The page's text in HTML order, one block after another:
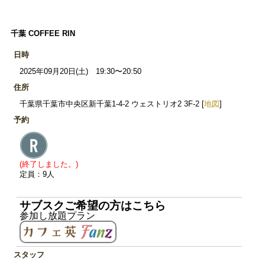
千葉 COFFEE RIN
日時
2025年09月20日(土) 19:30〜20:50
住所
千葉県千葉市中央区新千葉1-4-2 ウェストリオ2 3F-2 [地図]
予約
(終了しました。)
定員：9人
サブスクご希望の方はこちら
参加し放題プラン
スタッフ